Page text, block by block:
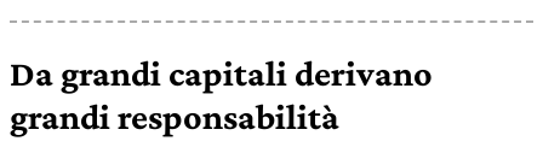
Da grandi capitali derivano
grandi responsabilità